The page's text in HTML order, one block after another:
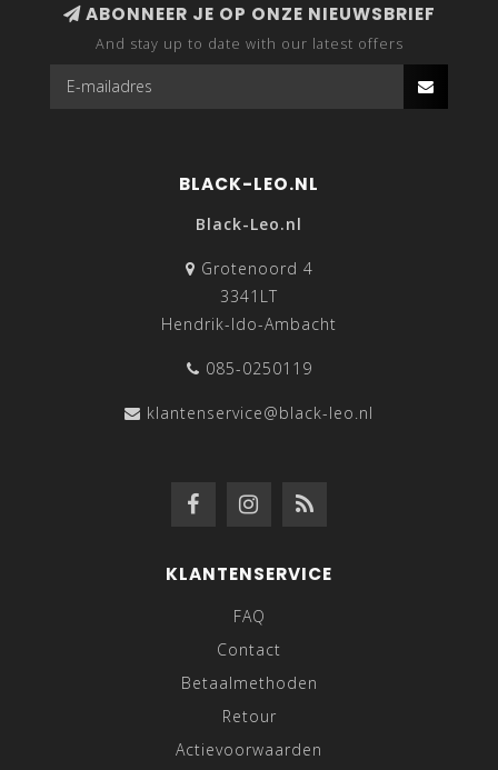
ABONNEER JE OP ONZE NIEUWSBRIEF
And stay up to date with our latest offers
BLACK-LEO.NL
Black-Leo.nl
Grotenoord 4
3341LT
Hendrik-Ido-Ambacht
085-0250119
klantenservice@black-leo.nl
KLANTENSERVICE
FAQ
Contact
Betaalmethoden
Retour
Actievoorwaarden